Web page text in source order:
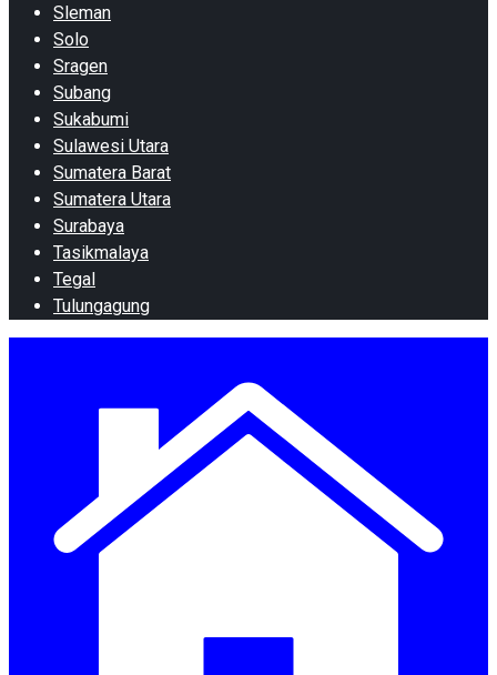
Sleman
Solo
Sragen
Subang
Sukabumi
Sulawesi Utara
Sumatera Barat
Sumatera Utara
Surabaya
Tasikmalaya
Tegal
Tulungagung